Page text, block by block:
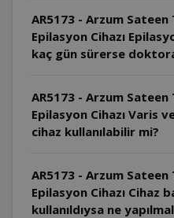
AR5173 - Arzum Sateen
Epilasyon Cihazı
kaç gün sürerse
AR5173 - Arzum Sateen
Epilasyon Cihazı Varis
cihaz kullanılabilir mi?
AR5173 - Arzum Sateen
Epilasyon Cihazı Cihaz
kullanıldıysa ne